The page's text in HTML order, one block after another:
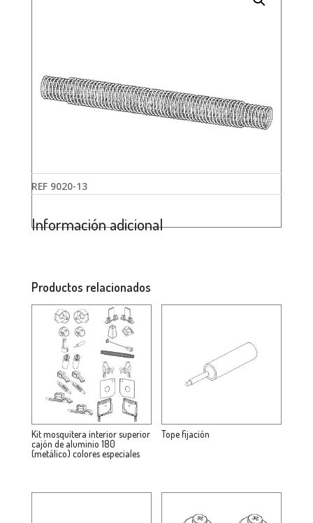
REF 9020-13
Información adicional
Productos relacionados
Kit mosquitera interior superior
cajón de aluminio 180
(metálico) colores especiales
Tope fijación